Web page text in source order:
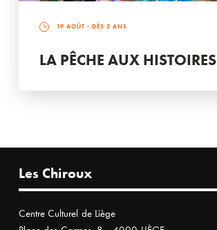
19 AOÛT - DÈS 3 ANS
LA PÊCHE AUX HISTOIRES
Les Chiroux
Centre Culturel de Liège